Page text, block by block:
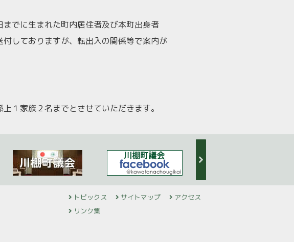
でに生まれた町内居住者及び本町出身者
しておりますが、転出入の関係等で案内が
１家族２名までとさせていただきます。
トピックス サイトマップ
アクセス
リンク集